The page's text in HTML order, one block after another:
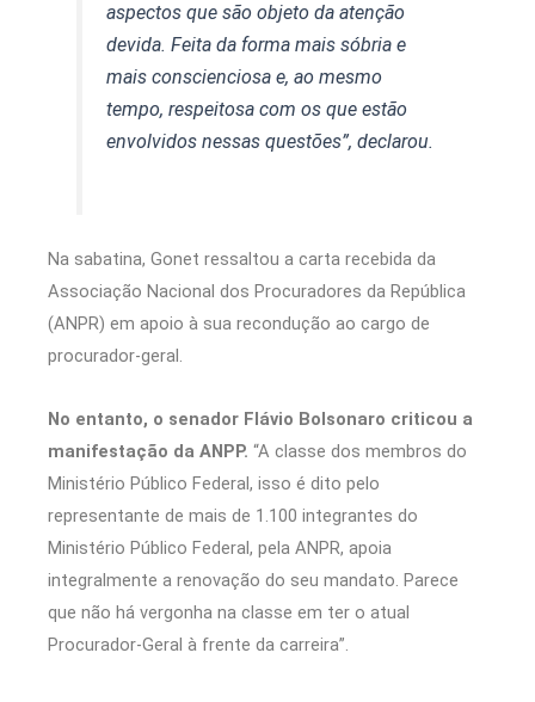
aspectos que são objeto da atenção
devida. Feita da forma mais sóbria e
mais conscienciosa e, ao mesmo
tempo, respeitosa com os que estão
envolvidos nessas questões”, declarou.
Na sabatina, Gonet ressaltou a carta recebida da
Associação Nacional dos Procuradores da República
(ANPR) em apoio à sua recondução ao cargo de
procurador-geral.
No entanto, o senador Flávio Bolsonaro criticou a
manifestação da ANPP. “A classe dos membros do
Ministério Público Federal, isso é dito pelo
representante de mais de 1.100 integrantes do
Ministério Público Federal, pela ANPR, apoia
integralmente a renovação do seu mandato. Parece
que não há vergonha na classe em ter o atual
Procurador-Geral à frente da carreira”.